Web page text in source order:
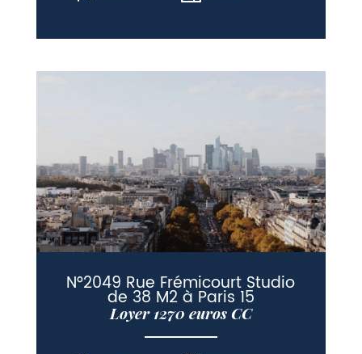
N°2049 Rue Frémicourt Studio
de 38 M2 à Paris 15
Loyer 1270 euros CC